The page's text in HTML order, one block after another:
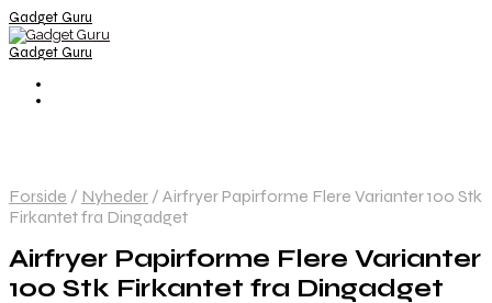
Gadget Guru
Gadget Guru
Forside / Nyheder / Airfryer Papirforme Flere Varianter 100 Stk
Firkantet fra Dingadget
Airfryer Papirforme Flere Varianter
100 Stk Firkantet fra Dingadget